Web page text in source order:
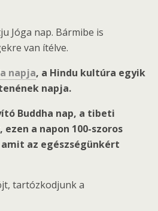
Jóga nap. Bármibe is
van ítélve.
napja, a Hindu kultúra egyik
napja.
Buddha nap, a tibeti
a napon 100-szoros
az egészségünkért
tartózkodjunk a